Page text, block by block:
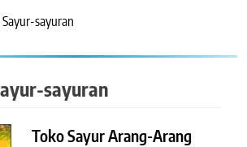
sayuran
sayuran
Toko Sayur Arang-Arang